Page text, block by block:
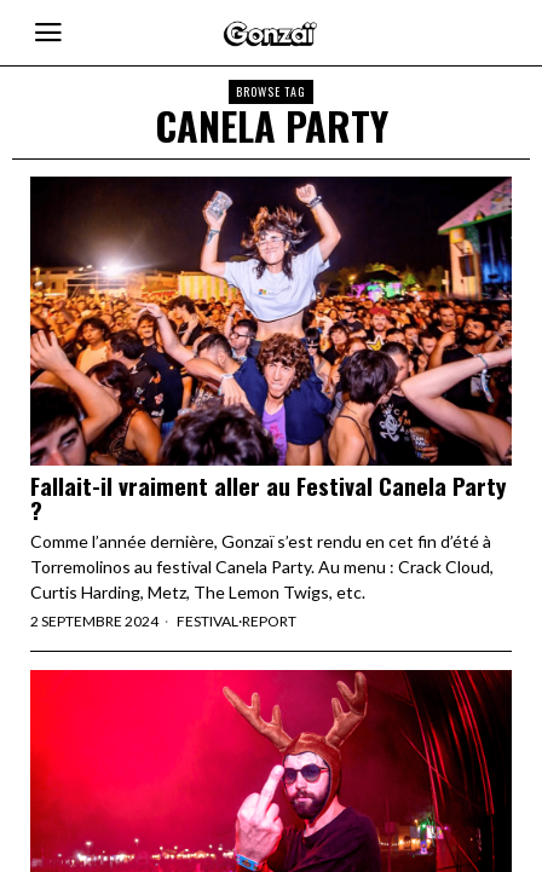
BROWSE TAG
CANELA PARTY
Fallait-il vraiment aller au Festival Canela Party
?
Comme l’année dernière, Gonzaï s’est rendu en cet fin d’été à
Torremolinos au festival Canela Party. Au menu : Crack Cloud,
Curtis Harding, Metz, The Lemon Twigs, etc.
2 SEPTEMBRE 2024 FESTIVAL ·REPORT